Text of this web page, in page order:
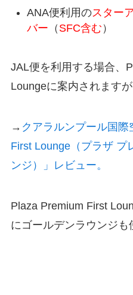
ANA便利用のスター
バー （ SFC含む ）
JAL便を利用する場合、
Loungeに案内されますが
→ クアラルンプール国
First Lounge（プラザ プ
ンジ）」レビュー。
Plaza Premium First
にゴールデンラウンジも